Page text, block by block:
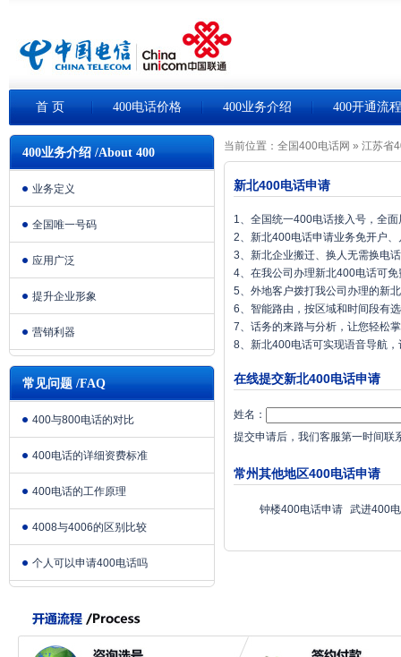
首 页 400电话价格 400业务介绍 400开通流程
400业务介绍 /About 400
业务定义
全国唯一号码
应用广泛
提升企业形象
营销利器
常见问题 /FAQ
400与800电话的对比
400电话的详细资费标准
400电话的工作原理
4008与4006的区别比较
个人可以申请400电话吗
当前位置： 全国400电话网 » 江苏省
新北400电话申请
1、全国统一400电话接入号，全
2、新北400电话申请业务免开户
3、新北企业搬迁、换人无需换电
4、在我公司办理新北400电话可
5、外地客户拨打我公司办理的新
6、智能路由，按区域和时间段有
7、话务的来路与分析，让您轻松
8、新北400电话可实现语音导航
在线提交新北400电话申请
姓名：
提交申请后，我们客服第一时间联
常州其他地区400电话申请
钟楼400电话申请 武进400